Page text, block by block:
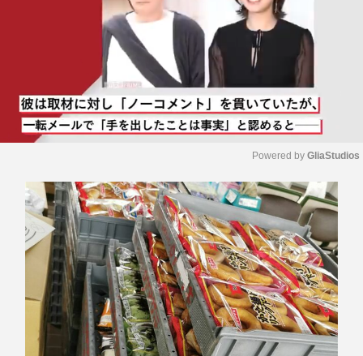
M
u
t
e
Powered by GliaStudios